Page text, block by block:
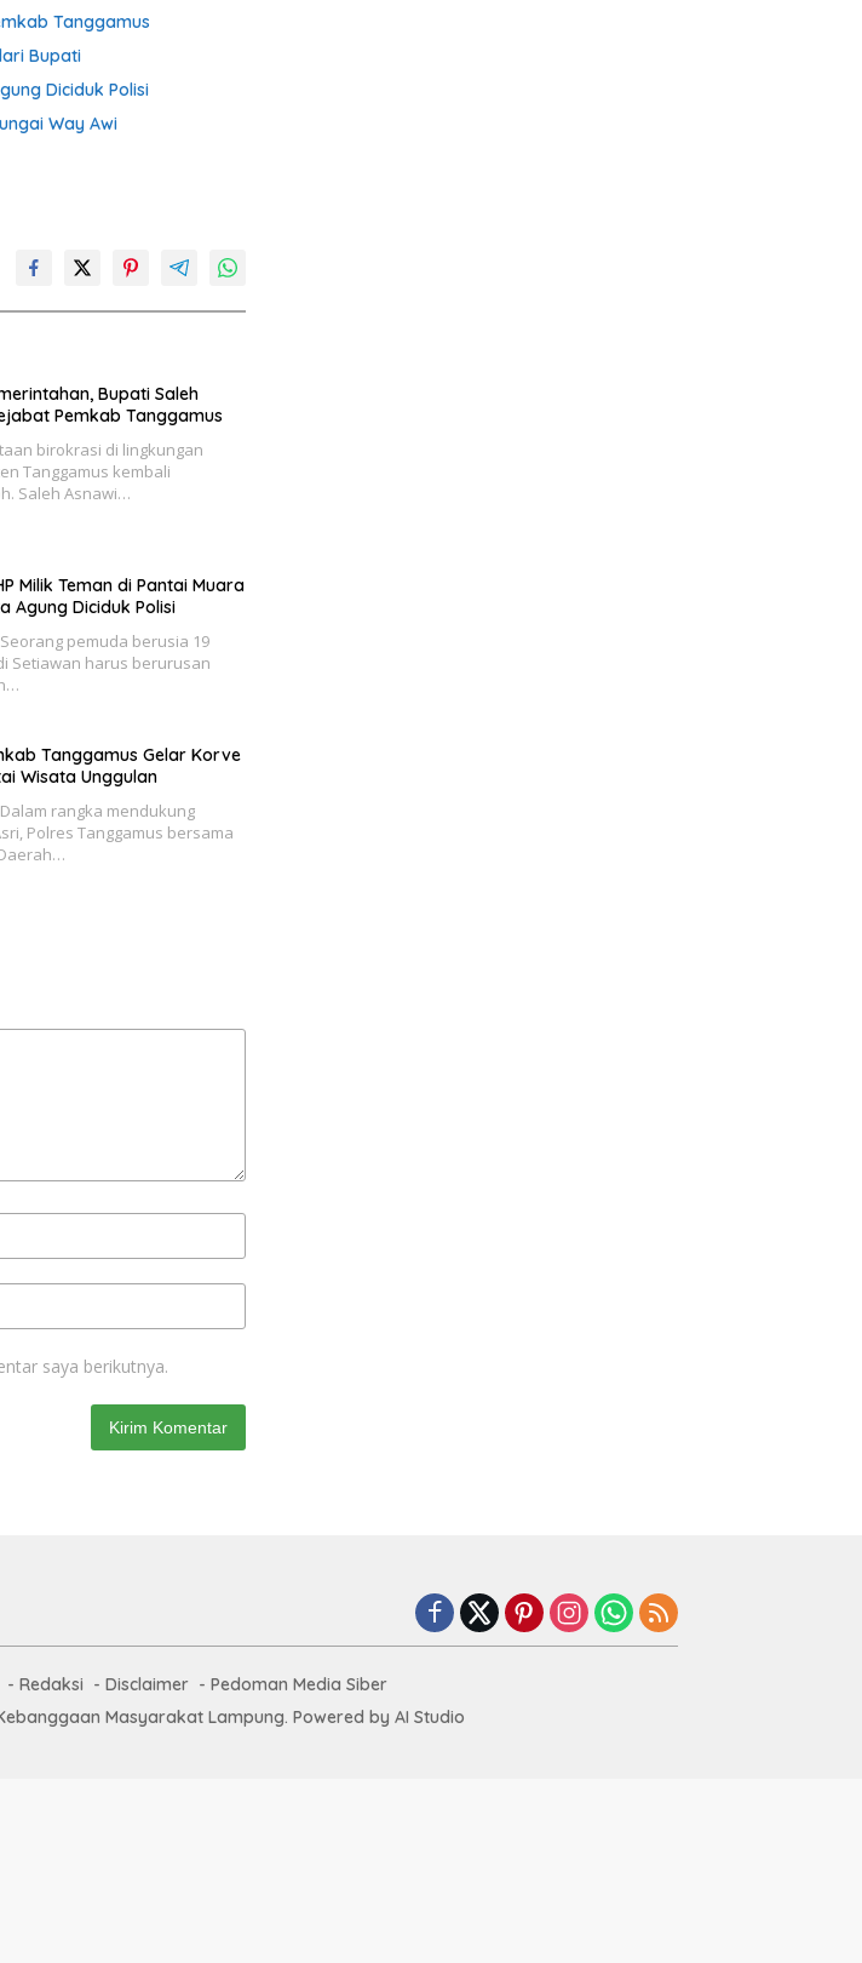
Tanggamus
Bupati
Diciduk Polisi
Way Awi
Bupati Saleh
Pemkab Tanggamus
birokrasi di lingkungan
Tanggamus kembali
Saleh Asnawi…
Milik Teman di Pantai Muara
Agung Diciduk Polisi
Seorang pemuda berusia 19
Setiawan harus berurusan
Tanggamus Gelar Korve
Wisata Unggulan
Dalam rangka mendukung
Polres Tanggamus bersama
saya berikutnya.
Redaksi Disclaimer
Pedoman Media Siber
Masyarakat Lampung. Powered by AI Studio